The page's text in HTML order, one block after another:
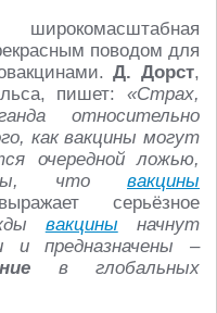
поводом для
Д. Дорст,
пишет: «Страх,
относительно
как вакцины могут
очередной ложью,
что вакцины
серьёзное
вакцины начнут
предназначены –
в глобальных